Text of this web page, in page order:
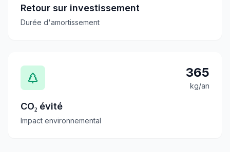
Retour sur investissement
Durée d'amortissement
365
kg/an
CO₂ évité
Impact environnemental